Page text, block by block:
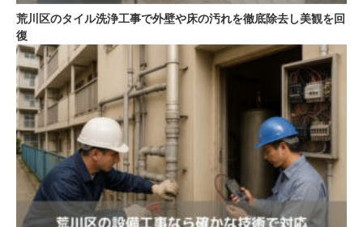
荒川区のタイル洗浄工事で外壁や床の汚れを徹底除去し美観を回
復